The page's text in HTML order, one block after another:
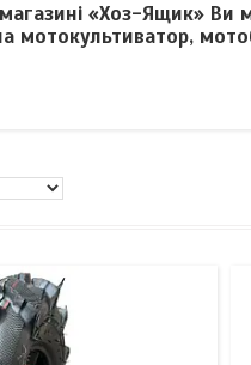
«Хоз-Ящик» Ви
мотокультиватор,